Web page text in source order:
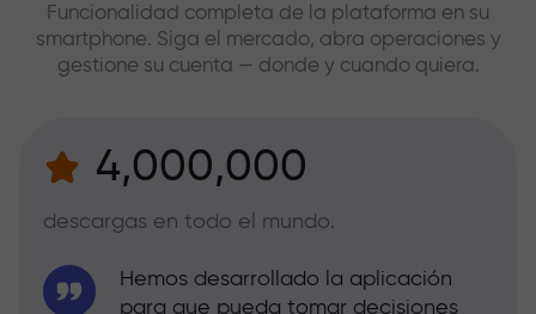
Funcionalidad completa de la plataforma en su
smartphone. Siga el mercado, abra operaciones y
gestione su cuenta — donde y cuando quiera.
4,000,000
descargas en todo el mundo.
Hemos desarrollado la aplicación
para que pueda tomar decisiones